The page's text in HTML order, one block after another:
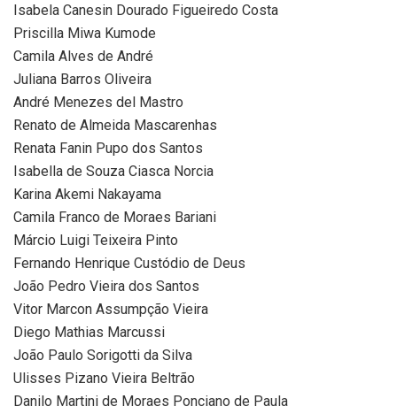
Isabela Canesin Dourado Figueiredo Costa
Priscilla Miwa Kumode
Camila Alves de André
Juliana Barros Oliveira
André Menezes del Mastro
Renato de Almeida Mascarenhas
Renata Fanin Pupo dos Santos
Isabella de Souza Ciasca Norcia
Karina Akemi Nakayama
Camila Franco de Moraes Bariani
Márcio Luigi Teixeira Pinto
Fernando Henrique Custódio de Deus
João Pedro Vieira dos Santos
Vitor Marcon Assumpção Vieira
Diego Mathias Marcussi
João Paulo Sorigotti da Silva
Ulisses Pizano Vieira Beltrão
Danilo Martini de Moraes Ponciano de Paula